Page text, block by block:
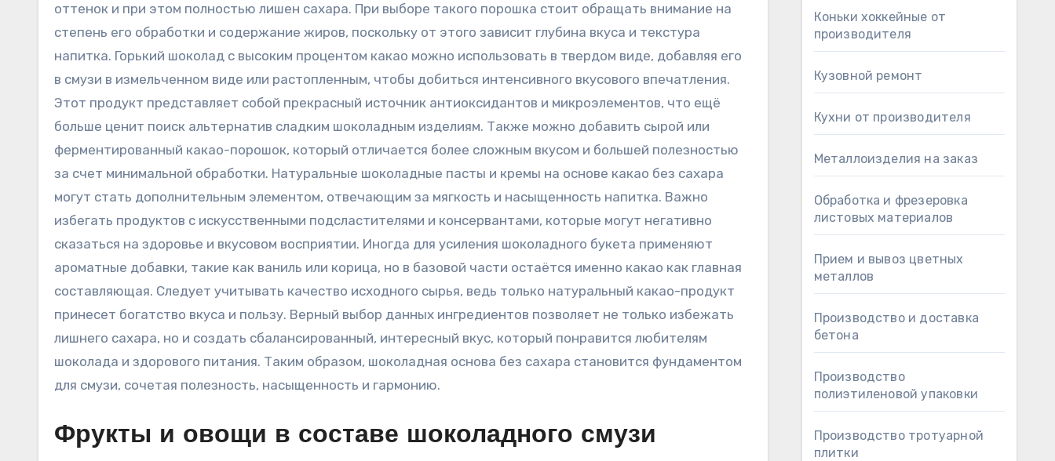
оттенок и при этом полностью лишен сахара. При выборе такого порошка стоит обращать внимание на
степень его обработки и содержание жиров, поскольку от этого зависит глубина вкуса и текстура
напитка. Горький шоколад с высоким процентом какао можно использовать в твердом виде, добавляя его
в смузи в измельченном виде или растопленным, чтобы добиться интенсивного вкусового впечатления.
Этот продукт представляет собой прекрасный источник антиоксидантов и микроэлементов, что ещё
больше ценит поиск альтернатив сладким шоколадным изделиям. Также можно добавить сырой или
ферментированный какао-порошок, который отличается более сложным вкусом и большей полезностью
за счет минимальной обработки. Натуральные шоколадные пасты и кремы на основе какао без сахара
могут стать дополнительным элементом, отвечающим за мягкость и насыщенность напитка. Важно
избегать продуктов с искусственными подсластителями и консервантами, которые могут негативно
сказаться на здоровье и вкусовом восприятии. Иногда для усиления шоколадного букета применяют
ароматные добавки, такие как ваниль или корица, но в базовой части остаётся именно какао как главная
составляющая. Следует учитывать качество исходного сырья, ведь только натуральный какао-продукт
принесет богатство вкуса и пользу. Верный выбор данных ингредиентов позволяет не только избежать
лишнего сахара, но и создать сбалансированный, интересный вкус, который понравится любителям
шоколада и здорового питания. Таким образом, шоколадная основа без сахара становится фундаментом
для смузи, сочетая полезность, насыщенность и гармонию.
Фрукты и овощи в составе шоколадного смузи
Коньки хоккейные от
производителя
Кузовной ремонт
Кухни от производителя
Металлоизделия на заказ
Обработка и фрезеровка
листовых материалов
Прием и вывоз цветных
металлов
Производство и доставка
бетона
Производство
полиэтиленовой упаковки
Производство тротуарной
плитки